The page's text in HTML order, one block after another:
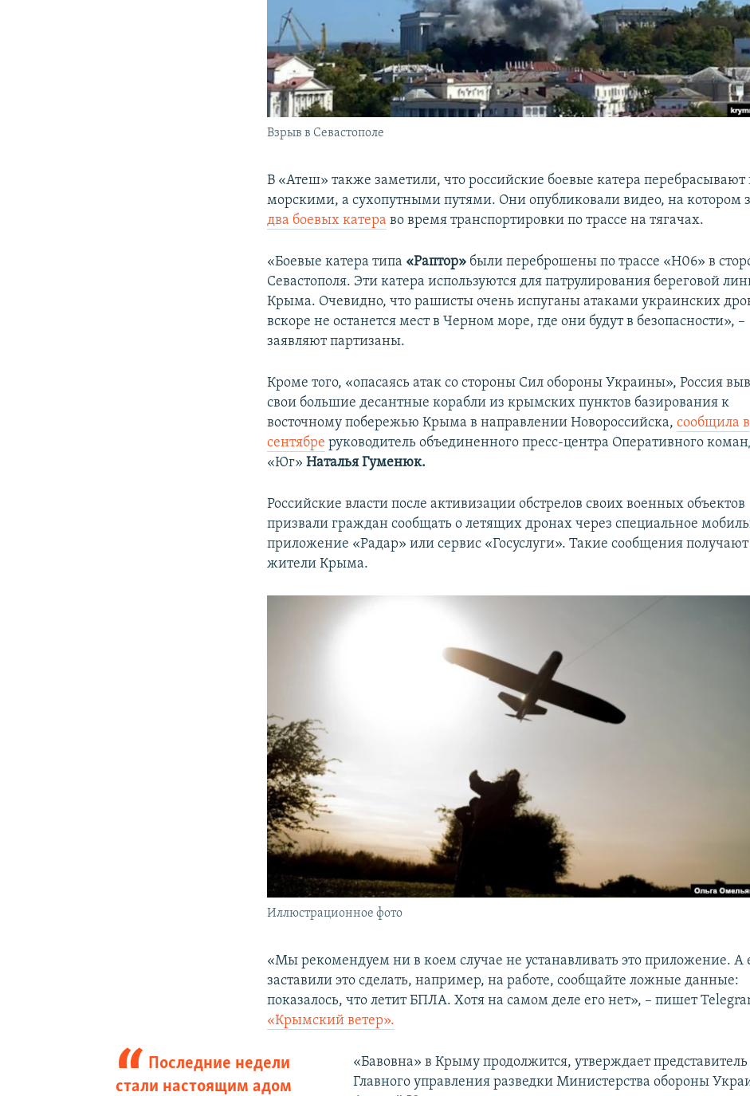
Взрыв в Севастополе
В «Атеш» также заметили, что российские боевые катера перебрасывают
морскими, а сухопутными путями. Они опубликовали видео, на котором
два боевых катера во время транспортировки по трассе на тягачах.
«Боевые катера типа «Раптор» были переброшены по трассе «Н06» в
Севастополя. Эти катера используются для патрулирования береговой
Крыма. Очевидно, что рашисты очень испуганы атаками украинских
вскоре не останется мест в Черном море, где они будут в безопасности», –
заявляют партизаны.
Кроме того, «опасаясь атак со стороны Сил обороны Украины», Россия
свои большие десантные корабли из крымских пунктов базирования к
восточному побережью Крыма в направлении Новороссийска,сообщила в
сентябре руководитель объединенного пресс-центра Оперативного
«Юг» Наталья Гуменюк.
Российские власти после активизации обстрелов своих военных объектов
призвали граждан сообщать о летящих дронах через специальное
приложение «Радар» или сервис «Госуслуги». Такие сообщения
жители Крыма.
Иллюстрационное фото
«Мы рекомендуем ни в коем случае не устанавливать это приложение. А
заставили это сделать, например, на работе, сообщайте ложные данные:
показалось, что летит БПЛА. Хотя на самом деле его нет», – пишет
«Крымский ветер».
Последние недели
стали настоящим адом
«Бавовна» в Крыму продолжится, утверждает представитель
Главного управления разведки Министерства обороны